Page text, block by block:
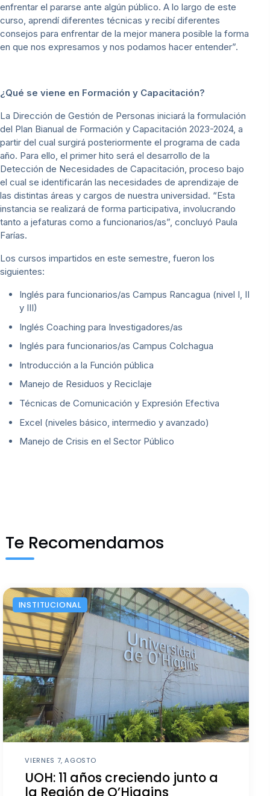
enfrentar el pararse ante algún público. A lo largo de este
curso, aprendí diferentes técnicas y recibí diferentes
consejos para enfrentar de la mejor manera posible la forma
en que nos expresamos y nos podamos hacer entender”.
¿Qué se viene en Formación y Capacitación?
La Dirección de Gestión de Personas iniciará la formulación
del Plan Bianual de Formación y Capacitación 2023-2024, a
partir del cual surgirá posteriormente el programa de cada
año. Para ello, el primer hito será el desarrollo de la
Detección de Necesidades de Capacitación, proceso bajo
el cual se identificarán las necesidades de aprendizaje de
las distintas áreas y cargos de nuestra universidad. “Esta
instancia se realizará de forma participativa, involucrando
tanto a jefaturas como a funcionarios/as”, concluyó Paula
Farías.
Los cursos impartidos en este semestre, fueron los
siguientes:
Inglés para funcionarios/as Campus Rancagua (nivel I, II
y III)
Inglés Coaching para Investigadores/as
Inglés para funcionarios/as Campus Colchagua
Introducción a la Función pública
Manejo de Residuos y Reciclaje
Técnicas de Comunicación y Expresión Efectiva
Excel (niveles básico, intermedio y avanzado)
Manejo de Crisis en el Sector Público
Te Recomendamos
INSTITUCIONAL
VIERNES 7, AGOSTO
UOH: 11 años creciendo junto a
la Región de O’Higgins